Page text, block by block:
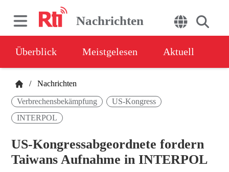
Nachrichten
Überblick Meistgelesen Aktuell
/ Nachrichten
Verbrechensbekämpfung
US-Kongress
INTERPOL
US-Kongressabgeordnete fordern
Taiwans Aufnahme in INTERPOL